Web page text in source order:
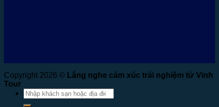
Copyright 2026 © Lắng nghe cảm xúc trải nghiệm từ Vinh
Tour
Tìm
kiếm: